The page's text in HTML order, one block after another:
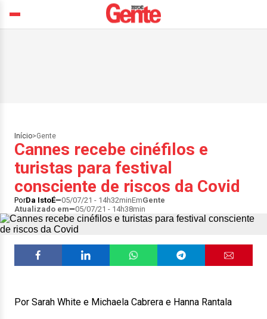
Início>Gente
Cannes recebe cinéfilos e
turistas para festival
consciente de riscos da Covid
PorDa IstoÉ 05/07/21 - 14h32minEmGente
Atualizado em
05/07/21 - 14h38min
Por Sarah White e Michaela Cabrera e Hanna Rantala